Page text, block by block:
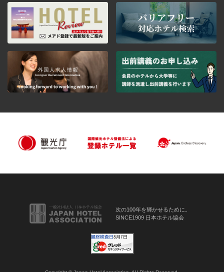
次の100年を輝かせるために。
SINCE1909 日本ホテル協会